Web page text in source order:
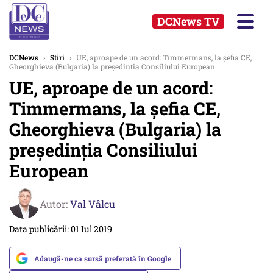
DCNews TV
DCNews › Stiri › UE, aproape de un acord: Timmermans, la şefia CE,
Gheorghieva (Bulgaria) la preşedinţia Consiliului European
UE, aproape de un acord:
Timmermans, la şefia CE,
Gheorghieva (Bulgaria) la
preşedinţia Consiliului
European
Autor:Val Vâlcu
Data publicării: 01 Iul 2019
Adaugă-ne ca sursă preferată în Google